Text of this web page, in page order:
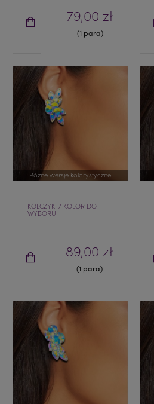
79,00 zł
(1 para)
Różne wersje kolorystyczne
KOLCZYKI / KOLOR DO
WYBORU
89,00 zł
(1 para)